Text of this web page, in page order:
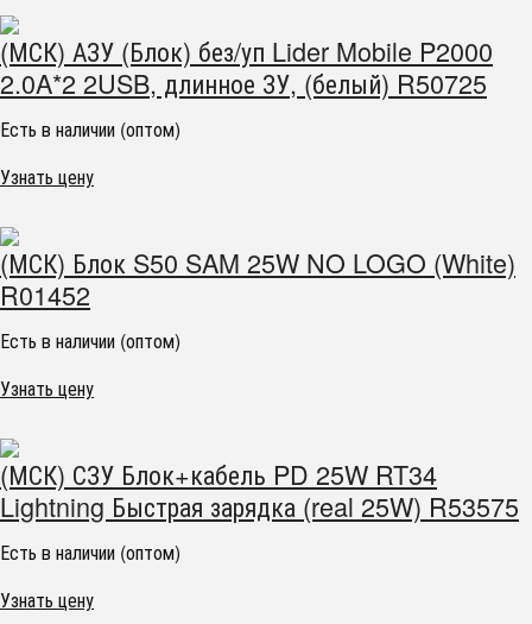
(МСК) АЗУ (Блок) без/уп Lider Mobile P2000
2.0A*2 2USB, длинное ЗУ, (белый) R50725
Есть в наличии (оптом)
Узнать цену
(МСК) Блок S50 SAM 25W NO LOGO (White)
R01452
Есть в наличии (оптом)
Узнать цену
(МСК) СЗУ Блок+кабель PD 25W RT34
Lightning Быстрая зарядка (real 25W) R53575
Есть в наличии (оптом)
Узнать цену